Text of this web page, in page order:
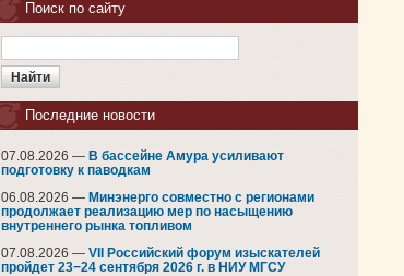
Поиск по сайту
Последние новости
07.08.2026 — В бассейне Амура усиливают
подготовку к паводкам
06.08.2026 — Минэнерго совместно с регионами
продолжает реализацию мер по насыщению
внутреннего рынка топливом
07.08.2026 — VII Российский форум изыскателей
пройдет 23−24 сентября 2026 г. в НИУ МГСУ